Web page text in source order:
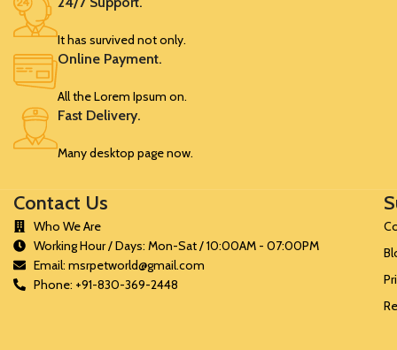
It has survived not only.
Online Payment.
All the Lorem Ipsum on.
Fast Delivery.
Many desktop page now.
Contact Us
Who We Are
Working Hour / Days: Mon-Sat / 10:00AM - 07:00PM
Email: msrpetworld@gmail.com
Phone: +91-830-369-2448